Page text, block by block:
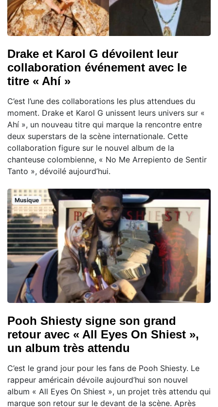
Drake et Karol G dévoilent leur
collaboration événement avec le
titre « Ahí »
C’est l’une des collaborations les plus attendues du
moment. Drake et Karol G unissent leurs univers sur «
Ahí », un nouveau titre qui marque la rencontre entre
deux superstars de la scène internationale. Cette
collaboration figure sur le nouvel album de la
chanteuse colombienne, « No Me Arrepiento de Sentir
Tanto », dévoilé aujourd’hui.
Musique
Pooh Shiesty signe son grand
retour avec « All Eyes On Shiest »,
un album très attendu
C’est le grand jour pour les fans de Pooh Shiesty. Le
rappeur américain dévoile aujourd’hui son nouvel
album « All Eyes On Shiest », un projet très attendu qui
marque son retour sur le devant de la scène. Après